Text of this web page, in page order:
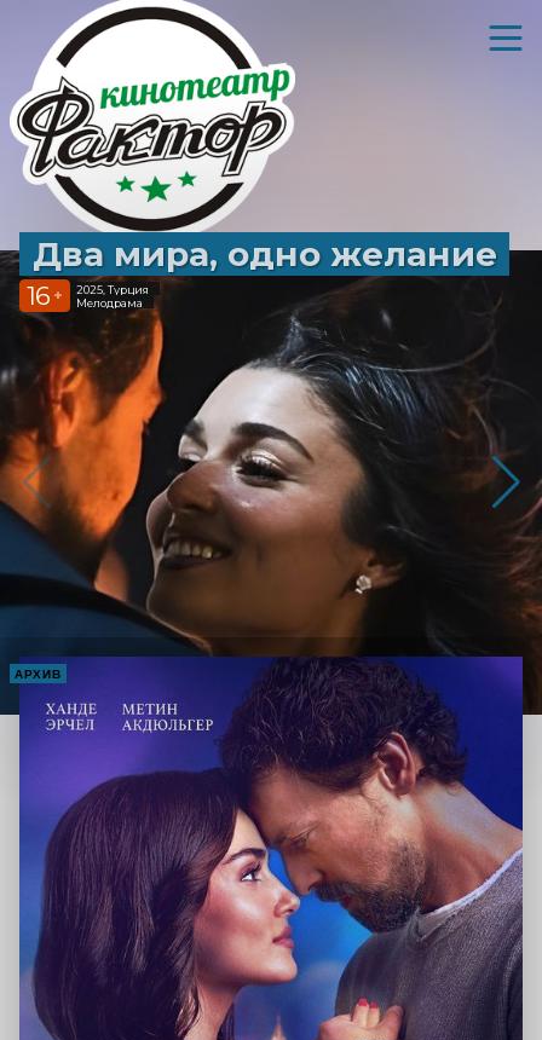
Два мира, одно желание
16 +
2025, Турция
Мелодрама
АРХИВ